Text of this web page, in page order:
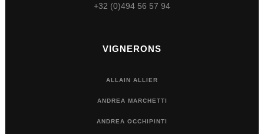
+32 (0)494 56 57 94
VIGNERONS
ALLAIN ALLIER
ANDREA MARCHETTI
ANDREA OCCHIPINTI